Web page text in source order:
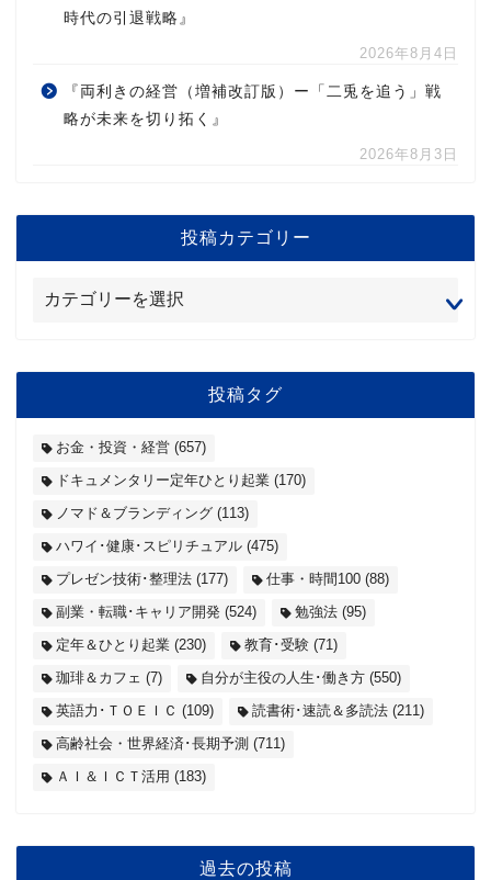
時代の引退戦略』
2026年8月4日
『両利きの経営（増補改訂版）ー「二兎を追う」戦
略が未来を切り拓く』
2026年8月3日
投稿カテゴリー
投稿タグ
お金・投資・経営 (657)
ドキュメンタリー定年ひとり起業 (170)
ノマド＆ブランディング (113)
ハワイ･健康･スピリチュアル (475)
プレゼン技術･整理法 (177) 仕事・時間100 (88)
副業・転職･キャリア開発 (524) 勉強法 (95)
定年＆ひとり起業 (230) 教育･受験 (71)
珈琲＆カフェ (7) 自分が主役の人生･働き方 (550)
英語力･ＴＯＥＩＣ (109) 読書術･速読＆多読法 (211)
高齢社会・世界経済･長期予測 (711)
ＡＩ＆ＩＣＴ活用 (183)
過去の投稿